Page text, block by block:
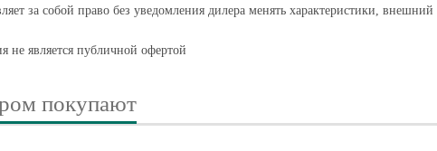
за собой право без уведомления дилера менять характеристики,
не является публичной офертой
покупают